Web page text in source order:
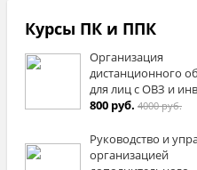
Курсы ПК и ППК
Организация
дистанционного
для лиц с ОВЗ и
800 руб. 4000 руб.
Руководство и
организацией